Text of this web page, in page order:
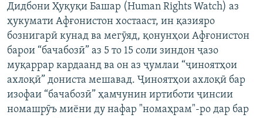
Дидбони Ҳуқуқи Башар (Human Rights Watch) аз
ҳукумати Афғонистон хостааст, ин қазияро
бознигарӣ кунад ва мегӯяд, қонунҳои Афғонистон
барои “бачабозӣ” аз 5 то 15 соли зиндон ҷазо
муқаррар кардаанд ва он аз ҷумлаи “ҷиноятҳои
ахлоқӣ” дониста мешавад. Ҷиноятҳои ахлоқӣ бар
изофаи “бачабозӣ” ҳамчунин иртиботи ҷинсии
номашрӯъ миёни ду нафар "номаҳрам"-ро дар бар